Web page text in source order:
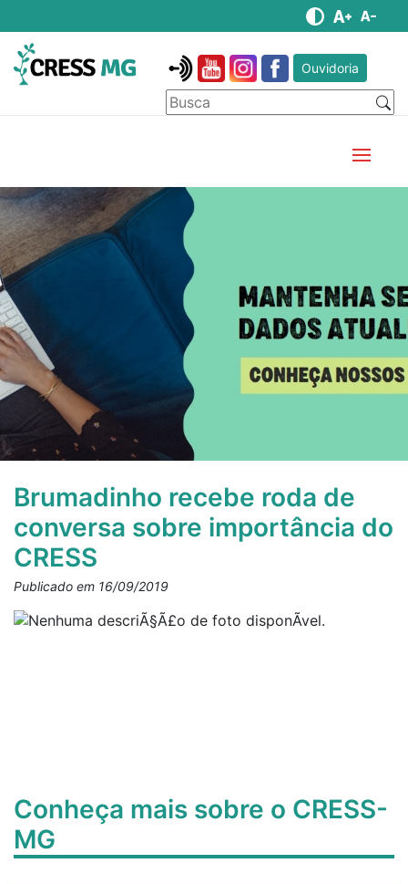
Ouvidoria
Brumadinho recebe roda de
conversa sobre importância do
CRESS
Publicado em 16/09/2019
Conheça mais sobre o CRESS-
MG